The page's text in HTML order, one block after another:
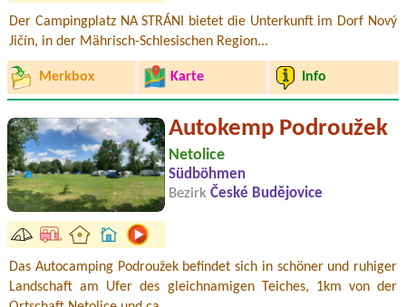
Der Campingplatz NA STRÁNI bietet die Unterkunft im Dorf Nový
Jičín, in der Mährisch-Schlesischen Region...
Merkbox Karte Info
Autokemp Podroužek
Netolice
Südböhmen
Bezirk České Budějovice
Das Autocamping Podroužek befindet sich in schöner und ruhiger
Landschaft am Ufer des gleichnamigen Teiches, 1km von der